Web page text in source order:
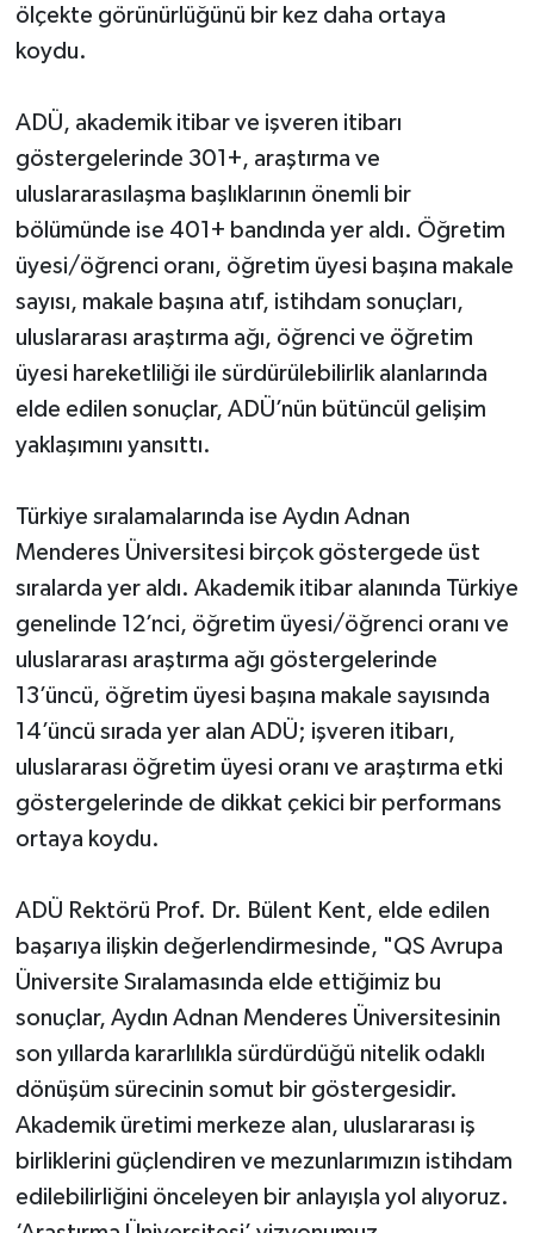
ölçekte görünürlüğünü bir kez daha ortaya
koydu.
ADÜ, akademik itibar ve işveren itibarı
göstergelerinde 301+, araştırma ve
uluslararasılaşma başlıklarının önemli bir
bölümünde ise 401+ bandında yer aldı. Öğretim
üyesi/öğrenci oranı, öğretim üyesi başına makale
sayısı, makale başına atıf, istihdam sonuçları,
uluslararası araştırma ağı, öğrenci ve öğretim
üyesi hareketliliği ile sürdürülebilirlik alanlarında
elde edilen sonuçlar, ADÜ’nün bütüncül gelişim
yaklaşımını yansıttı.
Türkiye sıralamalarında ise Aydın Adnan
Menderes Üniversitesi birçok göstergede üst
sıralarda yer aldı. Akademik itibar alanında Türkiye
genelinde 12’nci, öğretim üyesi/öğrenci oranı ve
uluslararası araştırma ağı göstergelerinde
13’üncü, öğretim üyesi başına makale sayısında
14’üncü sırada yer alan ADÜ; işveren itibarı,
uluslararası öğretim üyesi oranı ve araştırma etki
göstergelerinde de dikkat çekici bir performans
ortaya koydu.
ADÜ Rektörü Prof. Dr. Bülent Kent, elde edilen
başarıya ilişkin değerlendirmesinde, "QS Avrupa
Üniversite Sıralamasında elde ettiğimiz bu
sonuçlar, Aydın Adnan Menderes Üniversitesinin
son yıllarda kararlılıkla sürdürdüğü nitelik odaklı
dönüşüm sürecinin somut bir göstergesidir.
Akademik üretimi merkeze alan, uluslararası iş
birliklerini güçlendiren ve mezunlarımızın istihdam
edilebilirliğini önceleyen bir anlayışla yol alıyoruz.
TEKNOLOJİ
YAŞAM
YEREL
AFYON
AFYONKARAHİSAR
DENİZLİ
KÜTAHYA
MANİSA
MUĞLA
UŞAK
YURT